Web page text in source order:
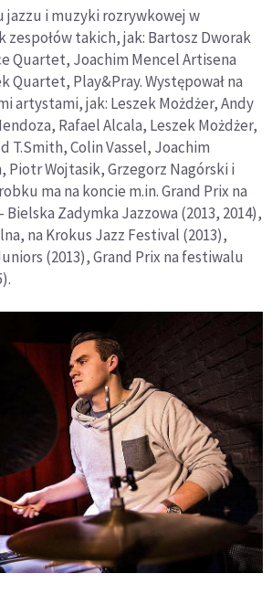
jazzu i muzyki rozrywkowej w
zespołów takich, jak: Bartosz Dworak
Quartet, Joachim Mencel Artisena
Quartet, Play&Pray. Występował na
artystami, jak: Leszek Możdżer, Andy
Rafael Alcala, Leszek Możdżer,
T.Smith, Colin Vassel, Joachim
Piotr Wojtasik, Grzegorz Nagórski i
ma na koncie m.in. Grand Prix na
Zadymka Jazzowa (2013, 2014),
na Krokus Jazz Festival (2013),
(2013), Grand Prix na festiwalu